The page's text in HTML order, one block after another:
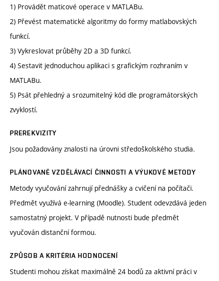
1) Provádět maticové operace v MATLABu.
2) Převést matematické algoritmy do formy matlabovských
funkcí.
3) Vykreslovat průběhy 2D a 3D funkcí.
4) Sestavit jednoduchou aplikaci s grafickým rozhraním v
MATLABu.
5) Psát přehledný a srozumitelný kód dle programátorských
zvyklostí.
PREREKVIZITY
Jsou požadovány znalosti na úrovni středoškolského studia.
PLÁNOVANÉ VZDĚLÁVACÍ ČINNOSTI A VÝUKOVÉ METODY
Metody vyučování zahrnují přednášky a cvičení na počítači.
Předmět využívá e-learning (Moodle). Student odevzdává jeden
samostatný projekt. V případě nutnosti bude předmět
vyučován distanční formou.
ZPŮSOB A KRITÉRIA HODNOCENÍ
Studenti mohou získat maximálně 24 bodů za aktivní práci v